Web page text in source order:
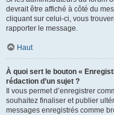
devrait être affiché à côté du
cliquant sur celui-ci, vous
rapporter le message.
Haut
À quoi sert le bouton «
rédaction d’un sujet ?
Il vous permet d’enregistrer
souhaitez finaliser et publier
messages enregistrés comme